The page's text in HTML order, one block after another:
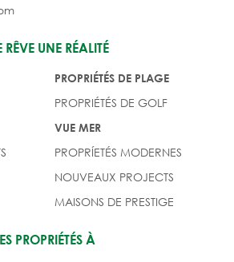
RÊVE UNE RÉALITÉ
PROPRIÉTÉS DE PLAGE
PROPRIÉTÉS DE GOLF
VUE MER
PROPRÍETÉS MODERNES
NOUVEAUX PROJECTS
MAISONS DE PRESTIGE
PROPRIÉTÉS À